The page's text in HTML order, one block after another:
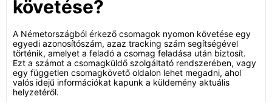
követése?
A Németországból érkező csomagok nyomon követése egy
egyedi azonosítószám, azaz tracking szám segítségével
történik, amelyet a feladó a csomag feladása után biztosít.
Ezt a számot a csomagküldő szolgáltató rendszerében, vagy
egy független csomagkövető oldalon lehet megadni, ahol
valós idejű információkat kapunk a küldemény aktuális
helyzetéről.